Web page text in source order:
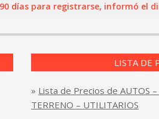
para registrarse, informó el
LISTA DE
» Lista de Precios de AUTOS
TERRENO – UTILITARIOS